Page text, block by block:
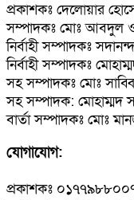
প্রকাশকঃ দেলোয়ার
সম্পাদকঃ মোঃ আবদুল
নির্বাহী সম্পাদকঃ
নির্বাহী সম্পাদকঃ
সহ সম্পাদকঃ মোঃ
সহ সম্পাদক: মোহাম্মদ
বার্তা সম্পাদকঃ মোঃ
যোগাযোগ:
প্রকাশকঃ